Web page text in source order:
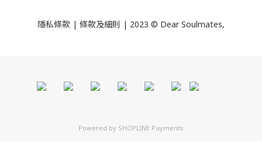
隱私條款 | 條款及細則 | 2023 © Dear Soulmates,
Powered by SHOPLINE Payments